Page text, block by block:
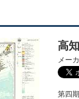
高
メー
第四